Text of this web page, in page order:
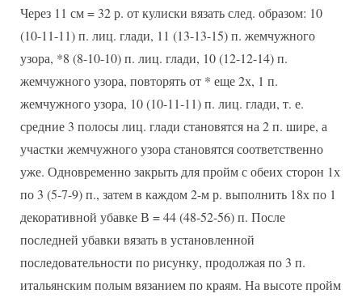
Через 11 см = 32 р. от кулиски вязать след. образом: 10
(10-11-11) п. лиц. глади, 11 (13-13-15) п. жемчужного
узора, *8 (8-10-10) п. лиц. глади, 10 (12-12-14) п.
жемчужного узора, повторять от * еще 2х, 1 п.
жемчужного узора, 10 (10-11-11) п. лиц. глади, т. е.
средние 3 полосы лиц. глади становятся на 2 п. шире, а
участки жемчужного узора становятся соответственно
уже. Одновременно закрыть для пройм с обеих сторон 1х
по 3 (5-7-9) п., затем в каждом 2-м р. выполнить 18х по 1
декоративной убавке В = 44 (48-52-56) п. После
последней убавки вязать в установленной
последовательности по рисунку, продолжая по 3 п.
итальянским полым вязанием по краям. На высоте пройм